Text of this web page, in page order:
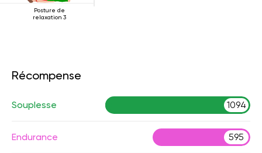
Posture de
relaxation 3
Récompense
Souplesse 1094
Endurance 595